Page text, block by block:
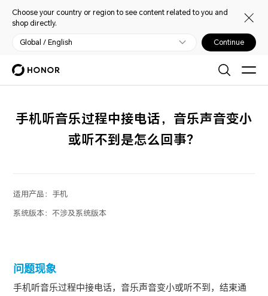
Choose your country or region to see content related to you and
shop directly.
Global / English Continue
手机听音乐过程中接电话，音乐声音变小
或听不到是怎么回事？
适用产品： 手机
系统版本：不涉及系统版本
问题现象
手机听音乐过程中接电话，音乐声音变小或听不到，结束通